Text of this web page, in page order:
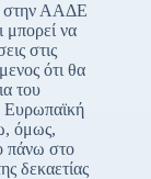
στην ΑΑΔΕ
μπορεί να
στις
ότι θα
του
Ευρωπαϊκή
όμως,
πάνω στο
δεκαετίας